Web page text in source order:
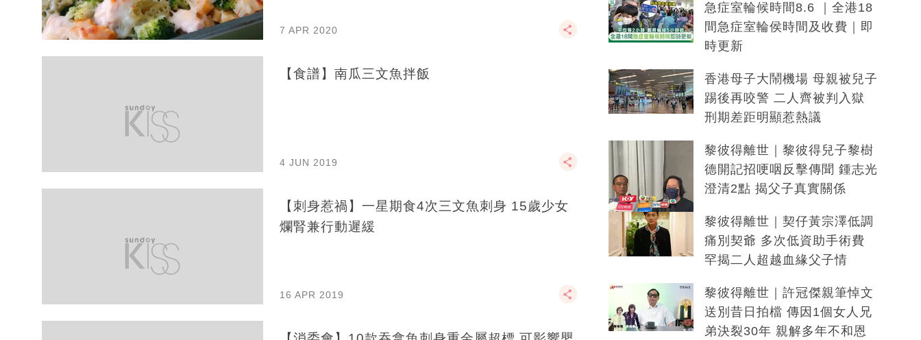
7 APR 2020
【食譜】南瓜三文魚拌飯
4 JUN 2019
【刺身惹禍】一星期食4次三文魚刺身 15歲少女
爛腎兼行動遲緩
16 APR 2019
急症室輪候時間8.6 ｜全港18
間急症室輪侯時間及收費｜即
時更新
香港母子大鬧機場 母親被兒子
踢後再咬警 二人齊被判入獄
刑期差距明顯惹熱議
黎彼得離世｜黎彼得兒子黎樹
德開記招哽咽反擊傳聞 鍾志光
澄清2點 揭父子真實關係
黎彼得離世｜契仔黃宗澤低調
痛別契爺 多次低資助手術費
罕揭二人超越血緣父子情
黎彼得離世｜許冠傑親筆悼文
送別昔日拍檔 傳因1個女人兄
弟決裂30年 親解多年不和恩